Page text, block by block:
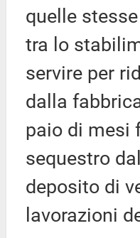
quelle
tra lo
servire per
dalla
paio di mesi
sequestro
deposito di
lavorazioni